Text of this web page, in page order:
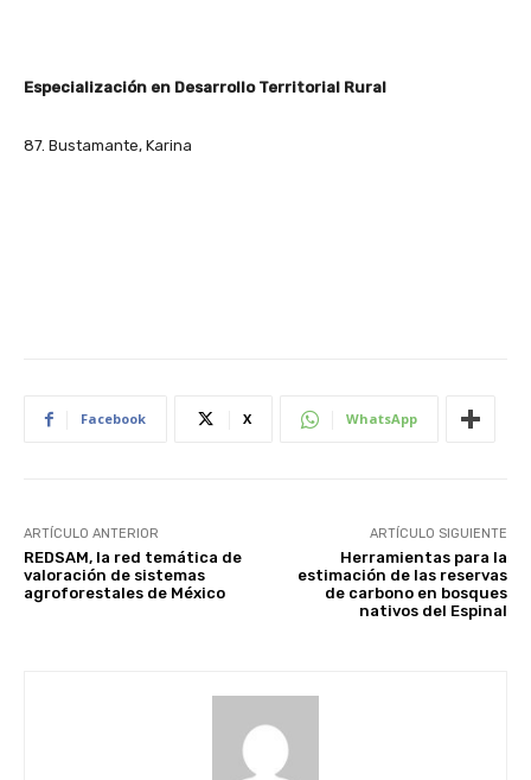
Especialización en Desarrollo Territorial Rural
87. Bustamante, Karina
Facebook X WhatsApp
ARTÍCULO ANTERIOR
REDSAM, la red temática de
valoración de sistemas
agroforestales de México
ARTÍCULO SIGUIENTE
Herramientas para la
estimación de las reservas
de carbono en bosques
nativos del Espinal